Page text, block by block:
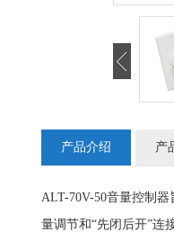
产品介绍 产
ALT-70V-50音量控制
量调节和“先闭后开”连